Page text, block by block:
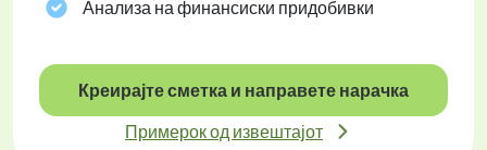
Анализа на финансиски придобивки
Креирајте сметка и направете нарачка
Примерок од извештајот